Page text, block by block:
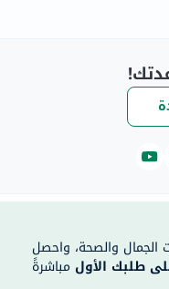
الجمال والصحة، واحصل